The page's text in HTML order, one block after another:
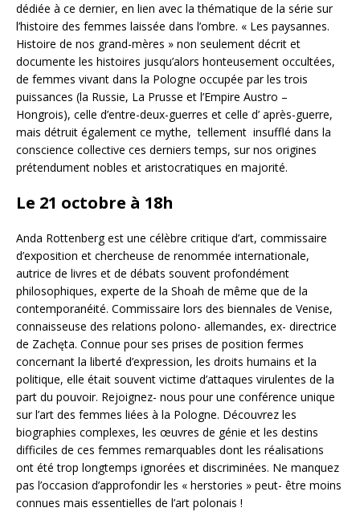
dédiée à ce dernier, en lien avec la thématique de la série sur
l’histoire des femmes laissée dans l’ombre. « Les paysannes.
Histoire de nos grand-mères » non seulement décrit et
documente les histoires jusqu’alors honteusement occultées,
de femmes vivant dans la Pologne occupée par les trois
puissances (la Russie, La Prusse et l’Empire Austro –
Hongrois), celle d’entre-deux-guerres et celle d’ après-guerre,
mais détruit également ce mythe, tellement insufflé dans la
conscience collective ces derniers temps, sur nos origines
prétendument nobles et aristocratiques en majorité.
Le 21 octobre à 18h
Anda Rottenberg est une célèbre critique d’art, commissaire
d’exposition et chercheuse de renommée internationale,
autrice de livres et de débats souvent profondément
philosophiques, experte de la Shoah de même que de la
contemporanéité. Commissaire lors des biennales de Venise,
connaisseuse des relations polono- allemandes, ex- directrice
de Zachęta. Connue pour ses prises de position fermes
concernant la liberté d’expression, les droits humains et la
politique, elle était souvent victime d’attaques virulentes de la
part du pouvoir. Rejoignez- nous pour une conférence unique
sur l’art des femmes liées à la Pologne. Découvrez les
biographies complexes, les œuvres de génie et les destins
difficiles de ces femmes remarquables dont les réalisations
ont été trop longtemps ignorées et discriminées. Ne manquez
pas l’occasion d’approfondir les « herstories » peut- être moins
connues mais essentielles de l’art polonais !